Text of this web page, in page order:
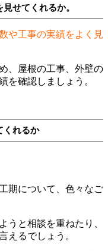
せてくれるか。
や工事の実績をよく見
、屋根の工事、外壁の
を確認しましょう。
くれるか
期について、色々なご
うと相談を重ねたり、
えるでしょう。